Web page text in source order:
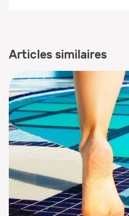
Articles similaires